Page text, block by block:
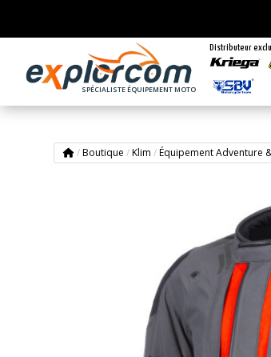
SPÉCIALISTE ÉQUIPEMENT MOTO
Distributeur
/Boutique /Klim /Équipement Adventure